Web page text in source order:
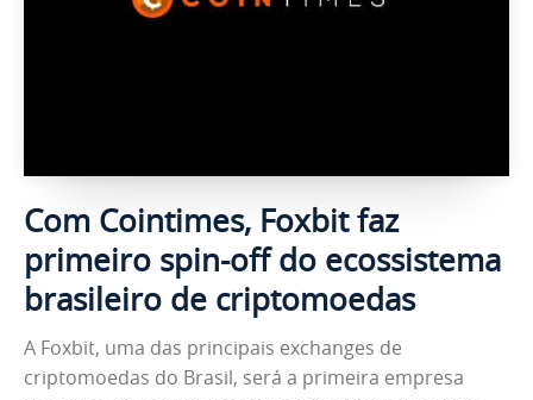
Com Cointimes, Foxbit faz
primeiro spin-off do ecossistema
brasileiro de criptomoedas
A Foxbit, uma das principais exchanges de
criptomoedas do Brasil, será a primeira empresa